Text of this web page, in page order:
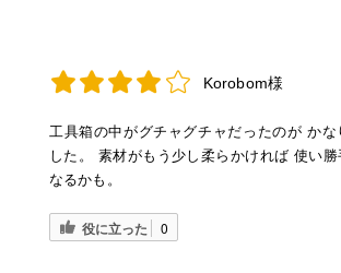
Korobom様
工具箱の中がグチャグチャだったのが かな
した。 素材がもう少し柔らかければ 使い勝
なるかも。
役に立った 0